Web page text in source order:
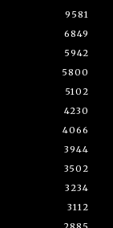
9581
6849
5942
5800
5102
4230
4066
3944
3502
3234
3112